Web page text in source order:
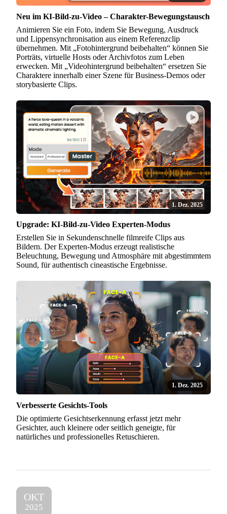
Neu im KI-Bild-zu-Video – Charakter-Bewegungstausch
Animieren Sie ein Foto, indem Sie Bewegung, Ausdruck
und Lippensynchronisation aus einem Referenzclip
übernehmen. Mit „Fotohintergrund beibehalten“ können Sie
Porträts, virtuelle Hosts oder Archivfotos zum Leben
erwecken. Mit „Videohintergrund beibehalten“ ersetzen Sie
Charaktere innerhalb einer Szene für Business-Demos oder
storybasierte Clips.
1. Dez. 2025
Upgrade: KI-Bild-zu-Video Experten-Modus
Erstellen Sie in Sekundenschnelle filmreife Clips aus
Bildern. Der Experten-Modus erzeugt realistische
Beleuchtung, Bewegung und Atmosphäre mit abgestimmtem
Sound, für authentisch cineastische Ergebnisse.
1. Dez. 2025
Verbesserte Gesichts-Tools
Die optimierte Gesichtserkennung erfasst jetzt mehr
Gesichter, auch kleinere oder seitlich geneigte, für
natürliches und professionelles Retuschieren.
OKT
2025